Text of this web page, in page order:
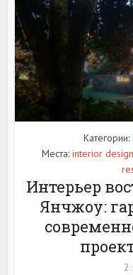
Категории:
Места: interior design
Интерьер
Янчжоу:
2